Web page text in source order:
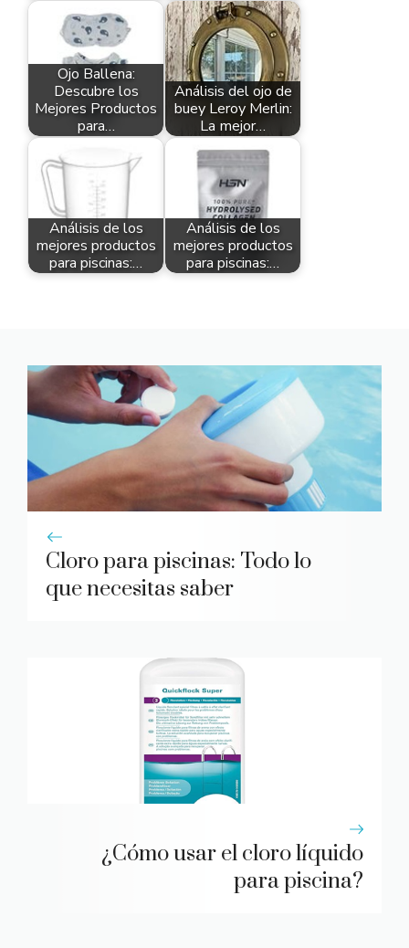
Ojo Ballena:
Descubre los
Mejores Productos
para…
Análisis del ojo de
buey Leroy Merlin:
La mejor…
Análisis de los
mejores productos
para piscinas:…
Análisis de los
mejores productos
para piscinas:…
Cloro para piscinas: Todo lo
que necesitas saber
¿Cómo usar el cloro líquido
para piscina?